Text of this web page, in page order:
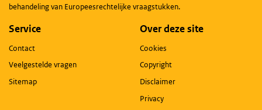
behandeling van Europeesrechtelijke vraagstukken.
Service
Contact
Veelgestelde vragen
Sitemap
Over deze site
Cookies
Copyright
Disclaimer
Privacy